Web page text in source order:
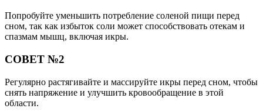
Попробуйте уменьшить потребление соленой пищи перед
сном, так как избыток соли может способствовать отекам и
спазмам мышц, включая икры.
СОВЕТ №2
Регулярно растягивайте и массируйте икры перед сном, чтобы
снять напряжение и улучшить кровообращение в этой
области.